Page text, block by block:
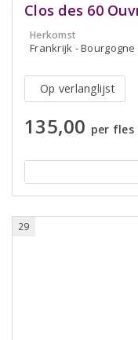
Clos des 60
Herkomst
Frankrijk - Bourgogne
Op verlanglijst
135,00 per fles
29